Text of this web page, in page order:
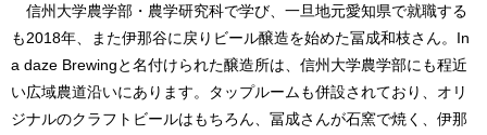
信州大学農学部・農学研究科で学び、一旦地元愛知県で就職する
も2018年、また伊那谷に戻りビール醸造を始めた冨成和枝さん。In
a daze Brewingと名付けられた醸造所は、信州大学農学部にも程近
い広域農道沿いにあります。タップルームも併設されており、オリ
ジナルのクラフトビールはもちろん、冨成さんが石窯で焼く、伊那